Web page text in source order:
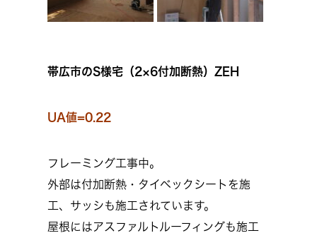
帯広市のS様宅（2×6付加断熱）ZEH
UA値=0.22
フレーミング工事中。
外部は付加断熱・タイベックシートを施
工、サッシも施工されています。
屋根にはアスファルトルーフィングも施工